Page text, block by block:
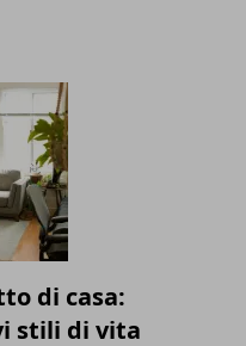
di casa:
stili di vita